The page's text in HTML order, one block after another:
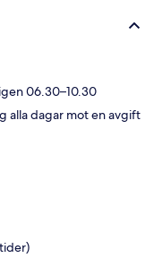
06.30–10.30
alla dagar mot en avgift